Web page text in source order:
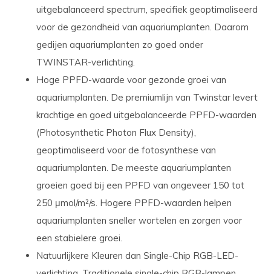
uitgebalanceerd spectrum, specifiek geoptimaliseerd
voor de gezondheid van aquariumplanten. Daarom
gedijen aquariumplanten zo goed onder
TWINSTAR-verlichting.
Hoge PPFD-waarde voor gezonde groei van
aquariumplanten. De premiumlijn van Twinstar levert
krachtige en goed uitgebalanceerde PPFD-waarden
(Photosynthetic Photon Flux Density),
geoptimaliseerd voor de fotosynthese van
aquariumplanten. De meeste aquariumplanten
groeien goed bij een PPFD van ongeveer 150 tot
250 μmol/m²/s. Hogere PPFD-waarden helpen
aquariumplanten sneller wortelen en zorgen voor
een stabielere groei.
Natuurlijkere Kleuren dan Single-Chip RGB-LED-